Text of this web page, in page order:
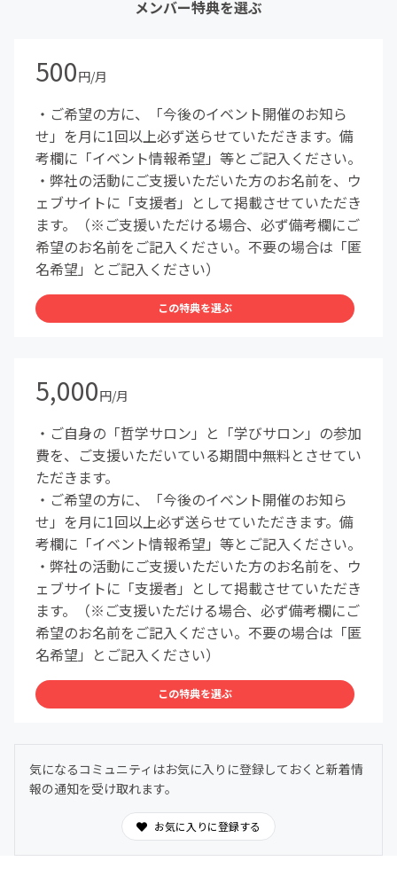
メンバー特典を選ぶ
500円/月
・ご希望の方に、「今後のイベント開催のお知ら
せ」を月に1回以上必ず送らせていただきます。備
考欄に「イベント情報希望」等とご記入ください。
・弊社の活動にご支援いただいた方のお名前を、ウ
ェブサイトに「支援者」として掲載させていただき
ます。（※ご支援いただける場合、必ず備考欄にご
希望のお名前をご記入ください。不要の場合は「匿
名希望」とご記入ください）
この特典を選ぶ
5,000円/月
・ご自身の「哲学サロン」と「学びサロン」の参加
費を、ご支援いただいている期間中無料とさせてい
ただきます。
・ご希望の方に、「今後のイベント開催のお知ら
せ」を月に1回以上必ず送らせていただきます。備
考欄に「イベント情報希望」等とご記入ください。
・弊社の活動にご支援いただいた方のお名前を、ウ
ェブサイトに「支援者」として掲載させていただき
ます。（※ご支援いただける場合、必ず備考欄にご
希望のお名前をご記入ください。不要の場合は「匿
名希望」とご記入ください）
この特典を選ぶ
気になるコミュニティはお気に入りに登録しておくと新着情
報の通知を受け取れます。
お気に入りに登録する